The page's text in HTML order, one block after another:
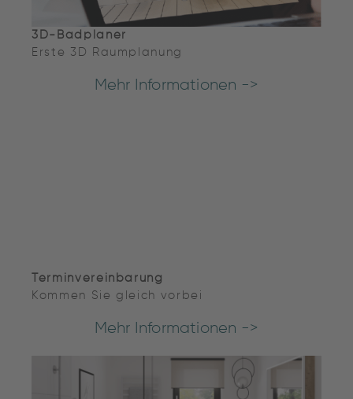
3D-Badplaner
Erste 3D Raumplanung
Mehr Informationen ->
Terminvereinbarung
Kommen Sie gleich vorbei
Mehr Informationen ->